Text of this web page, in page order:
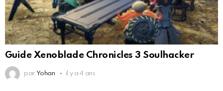
Guide Xenoblade Chronicles 3 Soulhacker
par Yohan il y a 4 ans